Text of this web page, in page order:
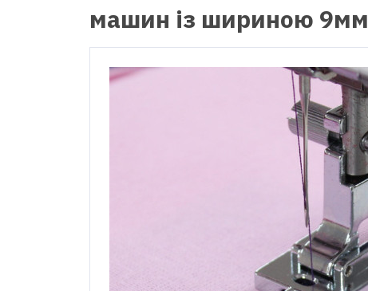
машин із шириною 9мм